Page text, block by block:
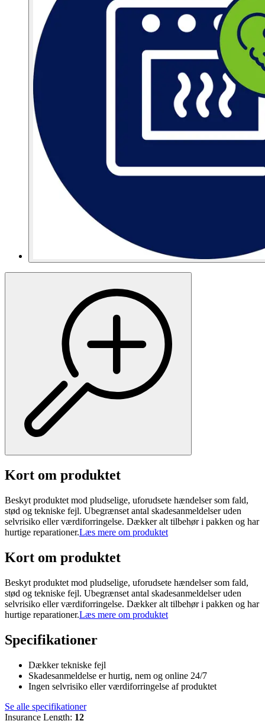
Kort om produktet
Beskyt produktet mod pludselige, uforudsete hændelser som fald,
stød og tekniske fejl. Ubegrænset antal skadesanmeldelser uden
selvrisiko eller værdiforringelse. Dækker alt tilbehør i pakken og har
hurtige reparationer.Læs mere om produktet
Kort om produktet
Beskyt produktet mod pludselige, uforudsete hændelser som fald,
stød og tekniske fejl. Ubegrænset antal skadesanmeldelser uden
selvrisiko eller værdiforringelse. Dækker alt tilbehør i pakken og har
hurtige reparationer.Læs mere om produktet
Specifikationer
Dækker tekniske fejl
Skadesanmeldelse er hurtig, nem og online 24/7
Ingen selvrisiko eller værdiforringelse af produktet
Se alle specifikationer
Insurance Length: 12